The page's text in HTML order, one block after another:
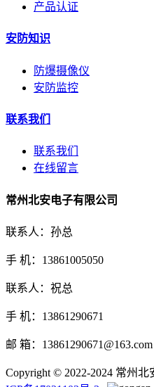
产品认证
安防知识
防爆摄像仪
安防监控
联系我们
联系我们
在线留言
常州北安电子有限公司
联系人：孙总
手 机：13861005050
联系人：祝总
手 机：13861290671
邮 箱：13861290671@163.com
Copyright © 2022-2024 常州